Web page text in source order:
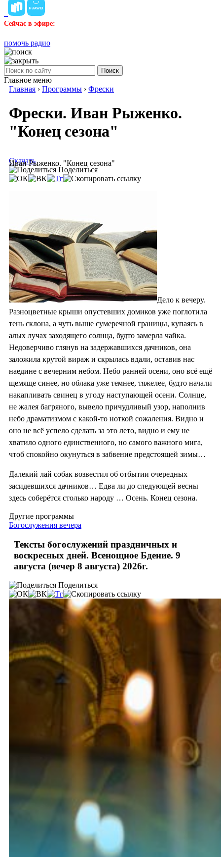
Сейчас в эфире:
помочь радио
Поиск
Главное меню
Главная › Программы › Фрески
Фрески. Иван Рыженко.
"Конец сезона"
Иван Рыженко. "Конец сезона"
Скачать
Поделиться
Дело к вечеру.
Разноцветные крыши опустевших домиков уже поглотила
тень склона, а чуть выше сумеречной границы, купаясь в
алых лучах заходящего солнца, будто замерла чайка.
Недоверчиво глянув на задержавшихся дачников, она
заложила крутой вираж и скрылась вдали, оставив нас
наедине с вечерним небом. Небо ранней осени, оно всё ещё
щемяще синее, но облака уже темнее, тяжелее, будто начали
накапливать свинец в угоду наступающей осени. Солнце,
не жалея багряного, вывело причудливый узор, наполнив
небо драматизмом с какой-то ноткой сожаления. Видно и
оно не всё успело сделать за это лето, видно и ему не
хватило одного единственного, но самого важного мига,
чтоб спокойно окунуться в забвение предстоящей зимы…
Далекий лай собак возвестил об отбытии очередных
засидевшихся дачников… Едва ли до следующей весны
здесь соберётся столько народу … Осень. Конец сезона.
Другие программы
Богослужения вечера
Тексты богослужений праздничных и
воскресных дней. Всенощное Бдение. 9
августа (вечер 8 августа) 2026г.
Поделиться